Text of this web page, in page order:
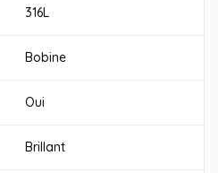
316L
Bobine
Oui
Brillant